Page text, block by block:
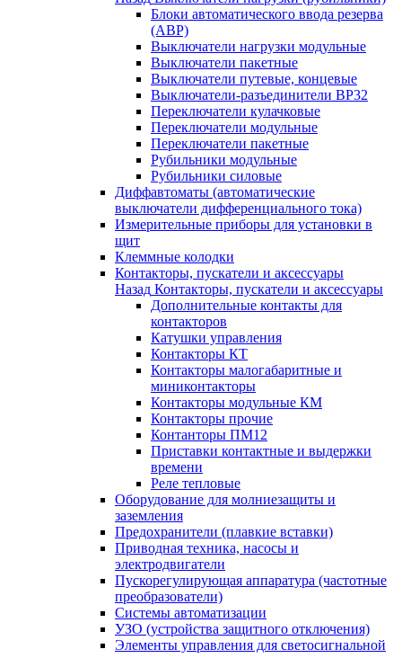
Блоки автоматического ввода резерва
(АВР)
Выключатели нагрузки модульные
Выключатели пакетные
Выключатели путевые, концевые
Выключатели-разъединители ВР32
Переключатели кулачковые
Переключатели модульные
Переключатели пакетные
Рубильники модульные
Рубильники силовые
Диффавтоматы (автоматические
выключатели дифференциального тока)
Измерительные приборы для установки в
щит
Клеммные колодки
Контакторы, пускатели и аксессуары
Назад Контакторы, пускатели и аксессуары
Дополнительные контакты для
контакторов
Катушки управления
Контакторы КТ
Контакторы малогабаритные и
миниконтакторы
Контакторы модульные КМ
Контакторы прочие
Контанторы ПМ12
Приставки контактные и выдержки
времени
Реле тепловые
Оборудование для молниезащиты и
заземления
Предохранители (плавкие вставки)
Приводная техника, насосы и
электродвигатели
Пускорегулирующая аппаратура (частотные
преобразователи)
Системы автоматизации
УЗО (устройства защитного отключения)
Элементы управления для светосигнальной